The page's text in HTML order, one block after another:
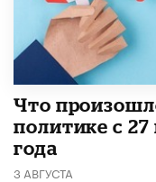
​Что
политике с 27
года
3 АВГУСТА